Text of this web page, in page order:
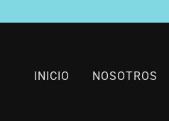
INICIO NOSOTROS